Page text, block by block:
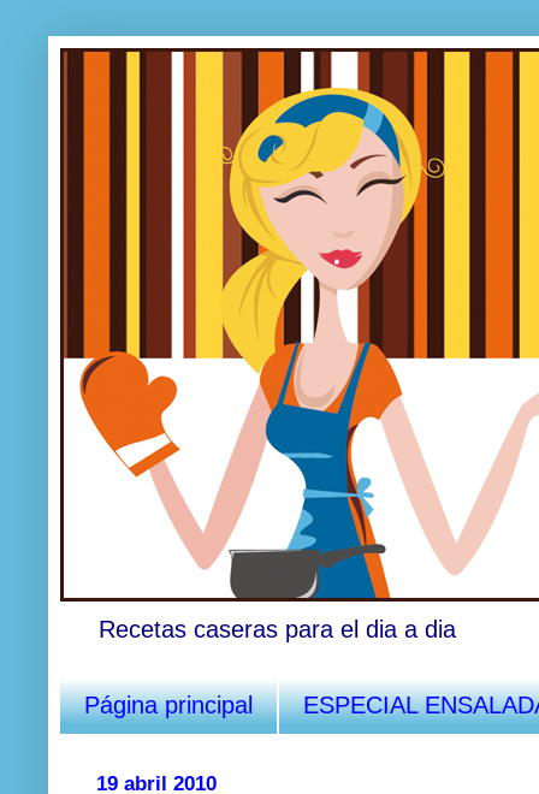
Recetas caseras para el dia a dia
Página principal ESPECIAL
19 abril 2010